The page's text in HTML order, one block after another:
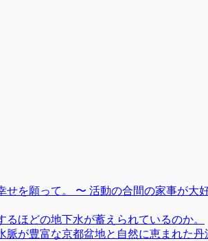
を願って。 〜 活動の合間の家事が大
ほどの地下水が蓄えられているのか。
が豊富な京都盆地と自然に恵まれた